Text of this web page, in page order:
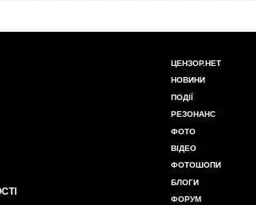
ЦЕНЗОР.НЕТ
НОВИНИ
ПОДІЇ
РЕЗОНАНС
ФОТО
ВІДЕО
ФОТОШОПИ
БЛОГИ
ФОРУМ